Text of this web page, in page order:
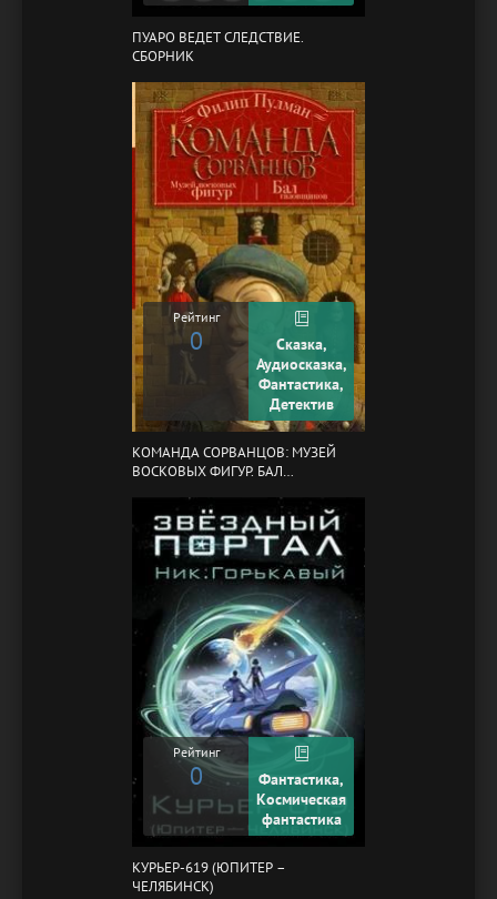
ПУАРО ВЕДЕТ СЛЕДСТВИЕ.
СБОРНИК
Рейтинг
0
Сказка,
Аудиосказка,
Фантастика,
Детектив
КОМАНДА СОРВАНЦОВ: МУЗЕЙ
ВОСКОВЫХ ФИГУР. БАЛ
Рейтинг
0
Фантастика,
Космическая
фантастика
КУРЬЕР-619 (ЮПИТЕР –
ЧЕЛЯБИНСК)